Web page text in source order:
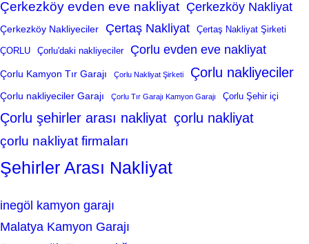
Çerkezköy evden eve nakliyat Çerkezköy Nakliyat
Çerkezköy Nakliyeciler Çertaş Nakliyat Çertaş Nakliyat Şirketi
ÇORLU Çorlu'daki nakliyeciler Çorlu evden eve nakliyat
Çorlu Kamyon Tır Garajı Çorlu Nakliyat Şirketi Çorlu nakliyeciler
Çorlu nakliyeciler Garajı Çorlu Tır Garajı Kamyon Garajı Çorlu Şehir içi
Çorlu şehirler arası nakliyat çorlu nakliyat
çorlu nakliyat firmaları
Şehirler Arası Nakliyat
inegöl kamyon garajı
Malatya Kamyon Garajı